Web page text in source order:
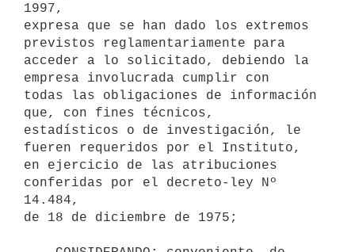
1997,
expresa que se han dado los extremos
previstos reglamentariamente para
acceder a lo solicitado, debiendo la
empresa involucrada cumplir con
todas las obligaciones de información
que, con fines técnicos,
estadísticos o de investigación, le
fueren requeridos por el Instituto,
en ejercicio de las atribuciones
conferidas por el decreto-ley Nº
14.484,
de 18 de diciembre de 1975;